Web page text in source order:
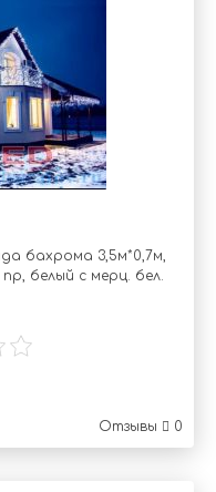
бахрома 3,5м*0,7м,
пр, белый с мерц. бел.
Отзывы 0